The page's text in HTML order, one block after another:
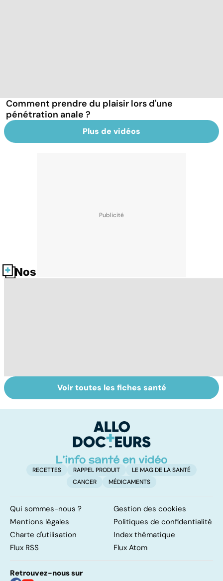
Comment prendre du plaisir lors d'une
pénétration anale ?
Plus de vidéos
Nos fiches santé
Suicide : prévenir
le passage à
VIH : la maladie
dont on ne guérit
Voir toutes les fiches santé
RECETTES RAPPEL PRODUIT
LE MAG DE LA SANTÉ
CANCER
MÉDICAMENTS
Qui sommes-nous ?
Gestion des cookies
Mentions légales
Politiques de confidentialité
Charte d'utilisation
Index thématique
Flux RSS
Flux Atom
Retrouvez-nous sur